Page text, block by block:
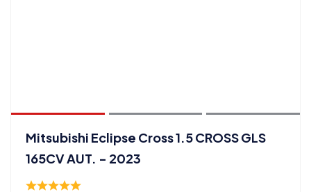
Mitsubishi Eclipse Cross 1.5 CROSS GLS
165CV AUT. - 2023